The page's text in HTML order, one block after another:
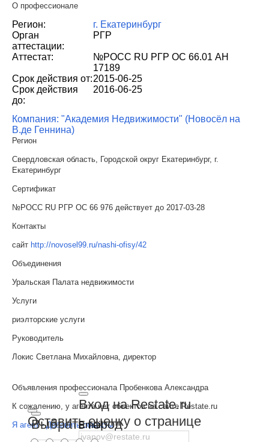
Выбрать город
Вход на Restate.ru
Email
О профессионале
Регион:
г. Екатеринбург
Орган
аттестации:
РГР
Аттестат:
№РОСС RU РГР ОС 66.01 АН
17189
Срок действия от:2015-06-25
Срок действия
до:
2016-06-25
Компания: "Академия Недвижимости" (Новосёл на
В.де Геннина)
Регион
Свердловская область, Городской округ Екатеринбург, г.
Екатеринбург
Сертификат
№РОСС RU РГР ОС 66 976 действует до 2017-03-28
Контакты
сайт http://novosel99.ru/nashi-ofisy/42
Объединения
Уральская Палата недвижимости
Услуги
риэлторские услуги
Руководитель
Локис Светлана Михайловна, директор
Объявления профессионала Пробенкова Александра
К сожалению, у агента нет объектов на сайте Restate.ru
Я агент - Добавить объекты
Оставить оценку о странице